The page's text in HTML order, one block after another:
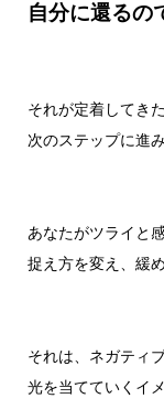
自分に還るの
それが定着してきた
次のステップに進
あなたがツライと
捉え方を変え、緩
それは、ネガティ
光を当てていくイ